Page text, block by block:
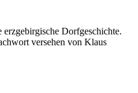
Dorfgeschichte.
versehen von Klaus